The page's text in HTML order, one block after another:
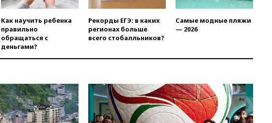
вчера, 19:35 WP: Трамп
республиканцев поддержать
Вэнса на выборах 2028 года
аэропорт Геленджика
возобновили работу
вчера, 19:00Путин уточнил
порядок присвоения воинских
Как научить ребенка
правильно
обращаться с
деньгами?
Рекорды ЕГЭ: в каких
регионах больше
всего стобалльников?
Самые модные пляжи
— 2026